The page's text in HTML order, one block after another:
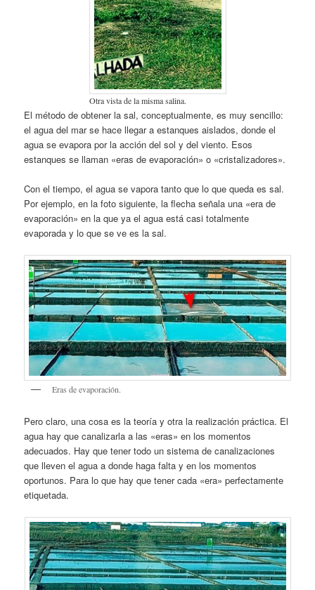
Otra vista de la misma salina.
El método de obtener la sal, conceptualmente, es muy sencillo:
el agua del mar se hace llegar a estanques aislados, donde el
agua se evapora por la acción del sol y del viento. Esos
estanques se llaman «eras de evaporación» o «cristalizadores».
Con el tiempo, el agua se vapora tanto que lo que queda es sal.
Por ejemplo, en la foto siguiente, la flecha señala una «era de
evaporación» en la que ya el agua está casi totalmente
evaporada y lo que se ve es la sal.
Eras de evaporación.
Pero claro, una cosa es la teoría y otra la realización práctica. El
agua hay que canalizarla a las «eras» en los momentos
adecuados. Hay que tener todo un sistema de canalizaciones
que lleven el agua a donde haga falta y en los momentos
oportunos. Para lo que hay que tener cada «era» perfectamente
etiquetada.